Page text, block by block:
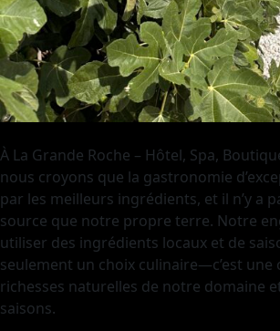
À La Grande Roche – Hôtel, Spa,
nous croyons que la gastronomie
par les meilleurs ingrédients, et il n’y a
source que notre propre terre. Notre
utiliser des ingrédients locaux et de
seulement un choix culinaire—c’est une
richesses naturelles de notre domaine
saisons.